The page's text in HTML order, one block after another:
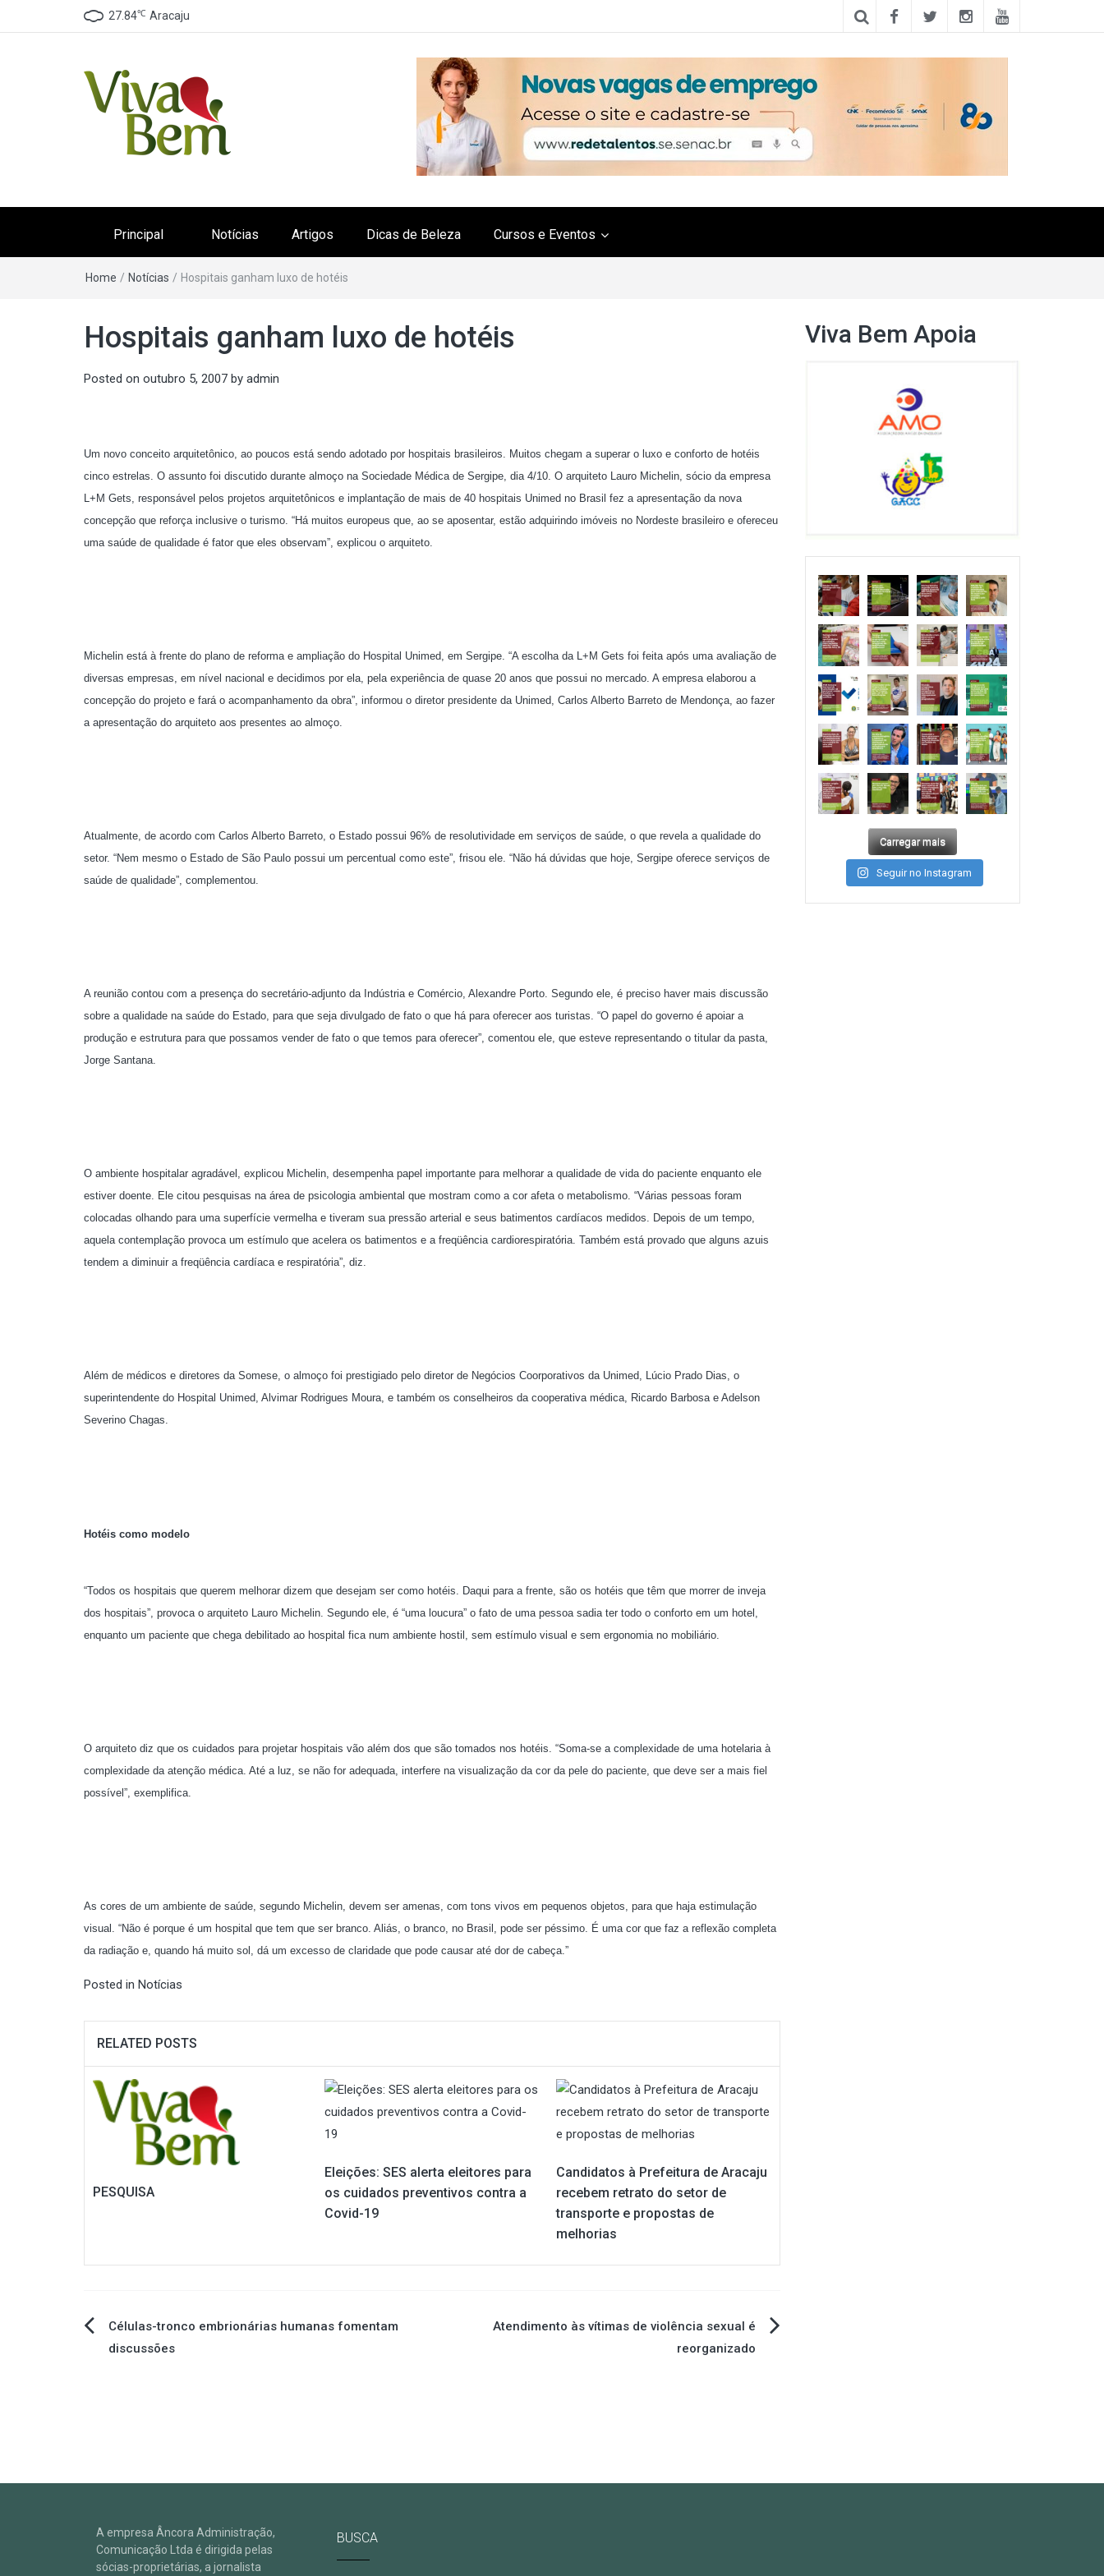
27.84℃ Aracaju
Principal Notícias Artigos Dicas de Beleza Cursos e Eventos
Home / Notícias / Hospitais ganham luxo de hotéis
Hospitais ganham luxo de hotéis
Posted on outubro 5, 2007 by admin
Um novo conceito arquitetônico, ao poucos está sendo adotado por hospitais brasileiros. Muitos chegam a superar o luxo e conforto de hotéis
cinco estrelas. O assunto foi discutido durante almoço na Sociedade Médica de Sergipe, dia 4/10. O arquiteto Lauro Michelin, sócio da empresa
L+M Gets, responsável pelos projetos arquitetônicos e implantação de mais de 40 hospitais Unimed no Brasil fez a apresentação da nova
concepção que reforça inclusive o turismo. “Há muitos europeus que, ao se aposentar, estão adquirindo imóveis no Nordeste brasileiro e ofereceu
uma saúde de qualidade é fator que eles observam”, explicou o arquiteto.
Michelin está à frente do plano de reforma e ampliação do Hospital Unimed, em Sergipe. “A escolha da L+M Gets foi feita após uma avaliação de
diversas empresas, em nível nacional e decidimos por ela, pela experiência de quase 20 anos que possui no mercado. A empresa elaborou a
concepção do projeto e fará o acompanhamento da obra”, informou o diretor presidente da Unimed, Carlos Alberto Barreto de Mendonça, ao fazer
a apresentação do arquiteto aos presentes ao almoço.
Atualmente, de acordo com Carlos Alberto Barreto, o Estado possui 96% de resolutividade em serviços de saúde, o que revela a qualidade do
setor. “Nem mesmo o Estado de São Paulo possui um percentual como este”, frisou ele. “Não há dúvidas que hoje, Sergipe oferece serviços de
saúde de qualidade”, complementou.
A reunião contou com a presença do secretário-adjunto da Indústria e Comércio, Alexandre Porto. Segundo ele, é preciso haver mais discussão
sobre a qualidade na saúde do Estado, para que seja divulgado de fato o que há para oferecer aos turistas. “O papel do governo é apoiar a
produção e estrutura para que possamos vender de fato o que temos para oferecer”, comentou ele, que esteve representando o titular da pasta,
Jorge Santana.
O ambiente hospitalar agradável, explicou Michelin, desempenha papel importante para melhorar a qualidade de vida do paciente enquanto ele
estiver doente. Ele citou pesquisas na área de psicologia ambiental que mostram como a cor afeta o metabolismo. “Várias pessoas foram
colocadas olhando para uma superfície vermelha e tiveram sua pressão arterial e seus batimentos cardíacos medidos. Depois de um tempo,
aquela contemplação provoca um estímulo que acelera os batimentos e a freqüência cardiorespiratória. Também está provado que alguns azuis
tendem a diminuir a freqüência cardíaca e respiratória”, diz.
Além de médicos e diretores da Somese, o almoço foi prestigiado pelo diretor de Negócios Coorporativos da Unimed, Lúcio Prado Dias, o
superintendente do Hospital Unimed, Alvimar Rodrigues Moura, e também os conselheiros da cooperativa médica, Ricardo Barbosa e Adelson
Severino Chagas.
Hotéis como modelo
“Todos os hospitais que querem melhorar dizem que desejam ser como hotéis. Daqui para a frente, são os hotéis que têm que morrer de inveja
dos hospitais”, provoca o arquiteto Lauro Michelin. Segundo ele, é “uma loucura” o fato de uma pessoa sadia ter todo o conforto em um hotel,
enquanto um paciente que chega debilitado ao hospital fica num ambiente hostil, sem estímulo visual e sem ergonomia no mobiliário.
O arquiteto diz que os cuidados para projetar hospitais vão além dos que são tomados nos hotéis. “Soma-se a complexidade de uma hotelaria à
complexidade da atenção médica. Até a luz, se não for adequada, interfere na visualização da cor da pele do paciente, que deve ser a mais fiel
possível”, exemplifica.
As cores de um ambiente de saúde, segundo Michelin, devem ser amenas, com tons vivos em pequenos objetos, para que haja estimulação
visual. “Não é porque é um hospital que tem que ser branco. Aliás, o branco, no Brasil, pode ser péssimo. É uma cor que faz a reflexão completa
da radiação e, quando há muito sol, dá um excesso de claridade que pode causar até dor de cabeça.”
Posted in Notícias
RELATED POSTS
PESQUISA
Eleições: SES alerta eleitores para
os cuidados preventivos contra a
Covid-19
Candidatos à Prefeitura de Aracaju
recebem retrato do setor de
transporte e propostas de
melhorias
Navegação
Células-tronco embrionárias humanas fomentam
discussões
Atendimento às vítimas de violência sexual é
reorganizado
Viva Bem Apoia
Carregar mais
Seguir no Instagram
A empresa Âncora Administração,
Comunicação Ltda é dirigida pelas
sócias-proprietárias, a jornalista
BUSCA